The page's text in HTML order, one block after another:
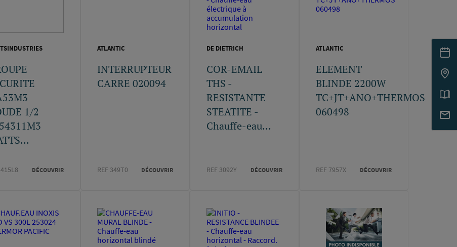
1/2
DÉCOUVRIR
ATLANTIC
INTERRUPTEUR
CARRE 020094
REF 349T0 DÉCOUVRIR
DE DIETRICH
COR-EMAIL
THS -
RESISTANTE
STEATITE -
Chauffe-eau...
REF 3092Y DÉCOUVRIR
ATLANTIC
ELEMENT
BLINDE 2200W
TC+JT+ANO+THERMOS
060498
REF 7957X DÉCOUVRIR